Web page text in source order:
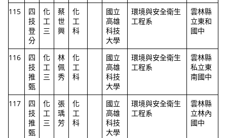
115
四
技
登
分
化
工
三
蔡
世
興
化
工
科
國立
高雄
科技
大學
環境與安全衛生
工程系
雲林縣
立東和
國中
116
四
技
推
甄
化
工
三
林
佩
秀
化
工
科
國立
高雄
科技
大學
環境與安全衛生
工程系
雲林縣
私立東
南國中
117
四
技
推
甄
化
工
三
張
瑀
芳
化
工
科
國立
高雄
科技
大學
環境與安全衛生
工程系
雲林縣
立林內
國中